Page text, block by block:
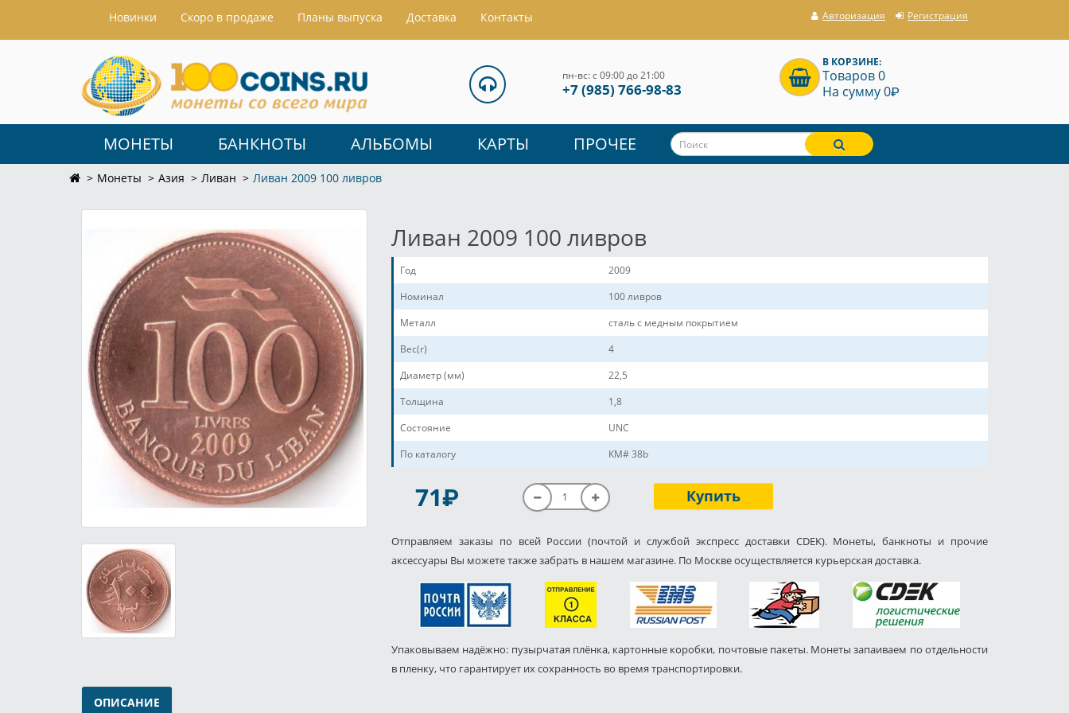
Hовинки Скоро в продаже Планы выпуска Доставка Контакты Авторизация Регистрация
пн-вс: с 09:00 до 21:00
+7 (985) 766-98-83
В КОРЗИНЕ:
Товаров 0
На сумму 0P
МОНЕТЫ БАНКНОТЫ АЛЬБОМЫ КАРТЫ ПРОЧЕЕ
Монеты Азия Ливан Ливан 2009 100 ливров
Ливан 2009 100 ливров
Год
2009
Номинал
100 ливров
Металл
сталь с медным покрытием
Вес(г)
4
Диаметр (мм)
22,5
Толщина
1,8
Состояние
UNC
По каталогу
КМ# 38b
71P Купить
Отправляем заказы по всей России (почтой и службой экспресс доставки CDEK). Монеты, банкноты и прочие
аксессуары Вы можете также забрать в нашем магазине. По Москве осуществляется курьерская доставка.
Упаковываем надёжно: пузырчатая плёнка, картонные коробки, почтовые пакеты. Монеты запаиваем по отдельности
в пленку, что гарантирует их сохранность во время транспортировки.
ОПИСАНИЕ